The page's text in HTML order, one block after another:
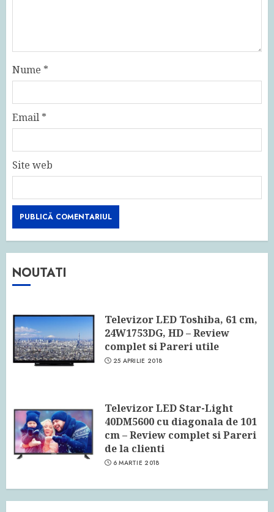
Nume *
Email *
Site web
NOUTATI
Televizor LED Toshiba, 61 cm,
24W1753DG, HD – Review
complet si Pareri utile
25 APRILIE 2018
Televizor LED Star-Light
40DM5600 cu diagonala de 101
cm – Review complet si Pareri
de la clienti
6 MARTIE 2018